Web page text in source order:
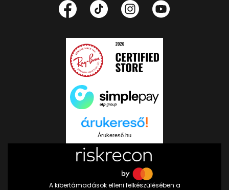
Árukereső.hu
A kibertámadások elleni felkészülésében a